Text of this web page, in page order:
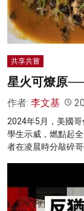
共享共嘗
星火可燎原
作者: 李文基
2024年5月，美國
學生示威，燃點起
者在凌晨時分敲碎